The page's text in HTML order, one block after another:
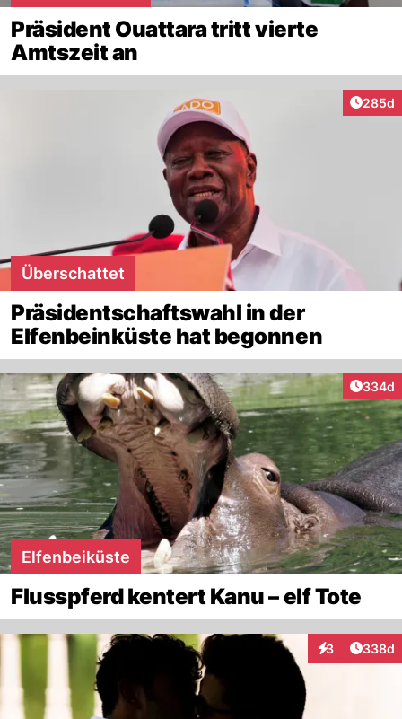
Präsident Ouattara tritt vierte
Amtszeit an
285d
Überschattet
Präsidentschaftswahl in der
Elfenbeinküste hat begonnen
334d
Elfenbeiküste
Flusspferd kentert Kanu – elf Tote
3
Interaktionen
338d